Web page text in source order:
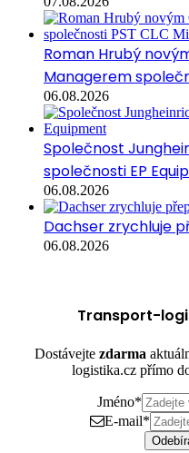
Roman Hrubý
Managerem
06.08.2026
Společnost
společnosti EP
06.08.2026
Dachser zrychluje
06.08.2026
Transport-
Dostávejte zdarma
logistika.cz přímo
Jméno*
E-mail*